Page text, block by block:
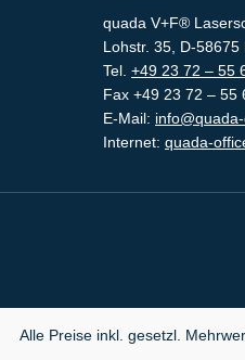
quada V+F®
Lohstr. 35, D-58675
Tel. +49 23 72 – 55
Fax +49 23 72 – 55
E-Mail:
Internet: quada-
Alle Preise inkl. gesetzl.